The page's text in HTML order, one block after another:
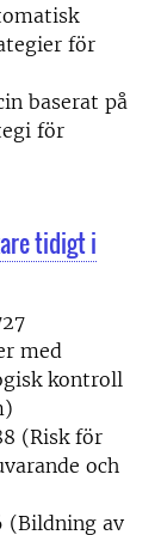
för
baserat på
för
tidigt i
med
kontroll
(Risk för
och
(Bildning av